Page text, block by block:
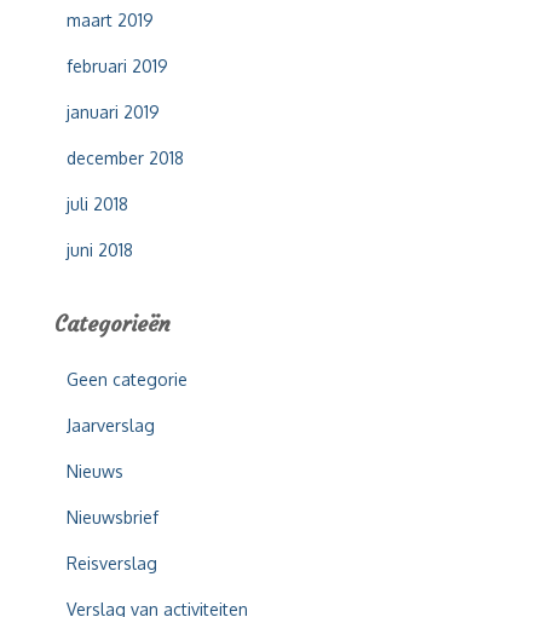
maart 2019
februari 2019
januari 2019
december 2018
juli 2018
juni 2018
Categorieën
Geen categorie
Jaarverslag
Nieuws
Nieuwsbrief
Reisverslag
Verslag van activiteiten